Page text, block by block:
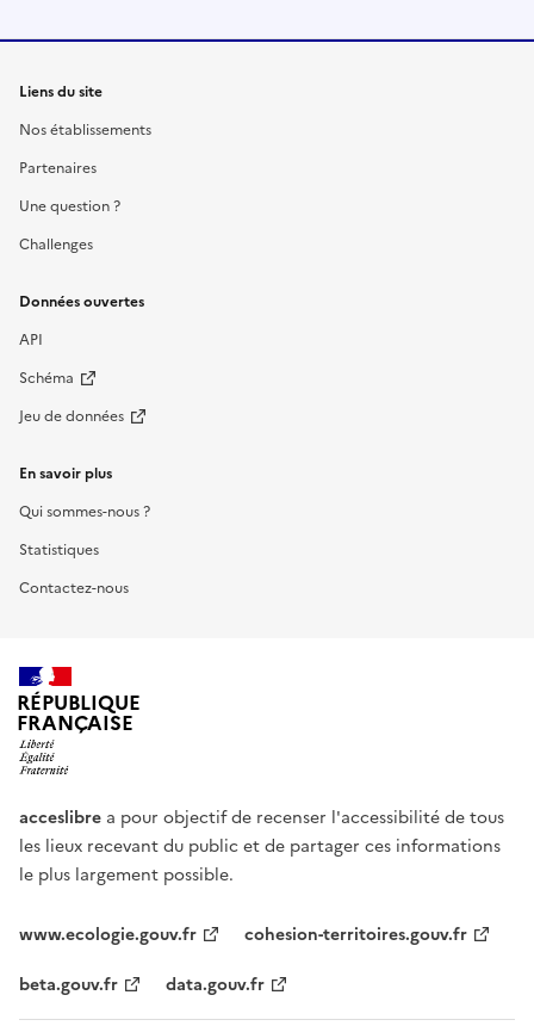
Liens du site
Nos établissements
Partenaires
Une question ?
Challenges
Données ouvertes
API
Schéma
Jeu de données
En savoir plus
Qui sommes-nous ?
Statistiques
Contactez-nous
RÉPUBLIQUE
FRANÇAISE
acceslibre a pour objectif de recenser l'accessibilité de tous
les lieux recevant du public et de partager ces informations
le plus largement possible.
www.ecologie.gouv.fr
cohesion-territoires.gouv.fr
beta.gouv.fr
data.gouv.fr